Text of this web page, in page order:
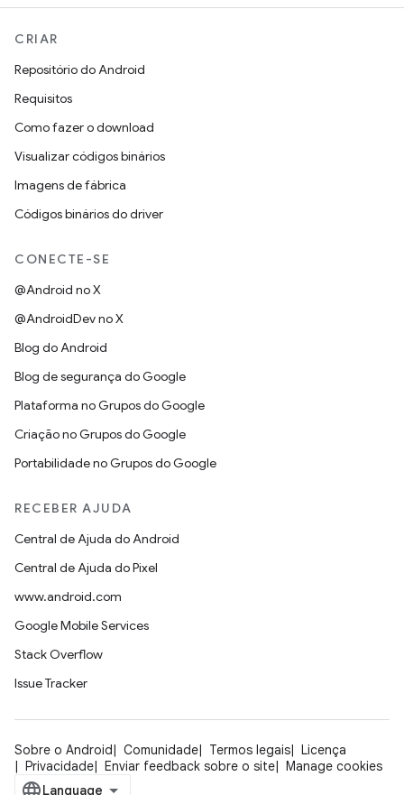
CRIAR
Repositório do Android
Requisitos
Como fazer o download
Visualizar códigos binários
Imagens de fábrica
Códigos binários do driver
CONECTE-SE
@Android no X
@AndroidDev no X
Blog do Android
Blog de segurança do Google
Plataforma no Grupos do Google
Criação no Grupos do Google
Portabilidade no Grupos do Google
RECEBER AJUDA
Central de Ajuda do Android
Central de Ajuda do Pixel
www.android.com
Google Mobile Services
Stack Overflow
Issue Tracker
Sobre o Android Comunidade Termos legais
Licença
Privacidade
Enviar feedback sobre o site Manage cookies